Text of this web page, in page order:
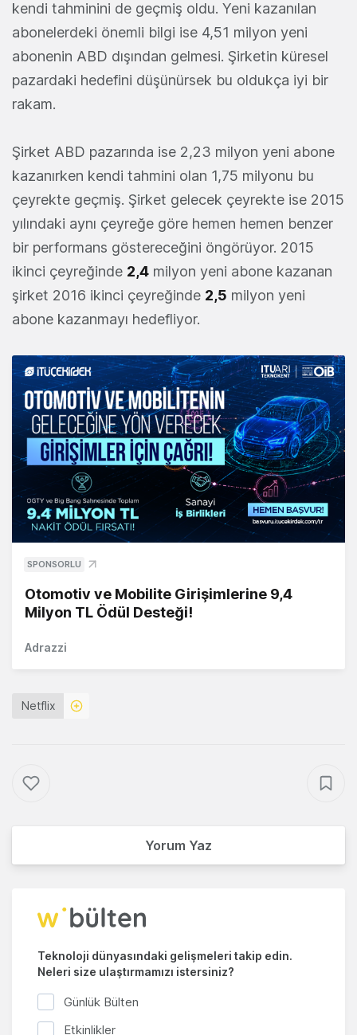
kendi tahminini de geçmiş oldu. Yeni kazanılan
abonelerdeki önemli bilgi ise 4,51 milyon yeni
abonenin ABD dışından gelmesi. Şirketin küresel
pazardaki hedefini düşünürsek bu oldukça iyi bir
rakam.
Şirket ABD pazarında ise 2,23 milyon yeni abone
kazanırken kendi tahmini olan 1,75 milyonu bu
çeyrekte geçmiş. Şirket gelecek çeyrekte ise 2015
yılındaki aynı çeyreğe göre hemen hemen benzer
bir performans göstereceğini öngörüyor. 2015
ikinci çeyreğinde 2,4 milyon yeni abone kazanan
şirket 2016 ikinci çeyreğinde 2,5 milyon yeni
abone kazanmayı hedefliyor.
SPONSORLU
Otomotiv ve Mobilite Girişimlerine 9,4
Milyon TL Ödül Desteği!
Adrazzi
Netflix
Yorum Yaz
Teknoloji dünyasındaki gelişmeleri takip edin.
Neleri size ulaştırmamızı istersiniz?
Günlük Bülten
Etkinlikler